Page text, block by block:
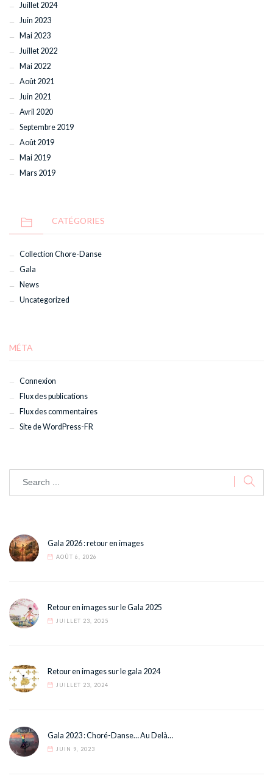
Juillet 2024
Juin 2023
Mai 2023
Juillet 2022
Mai 2022
Août 2021
Juin 2021
Avril 2020
Septembre 2019
Août 2019
Mai 2019
Mars 2019
CATÉGORIES
Collection Chore-Danse
Gala
News
Uncategorized
MÉTA
Connexion
Flux des publications
Flux des commentaires
Site de WordPress-FR
Gala 2026 : retour en images
AOÛT 6, 2026
Retour en images sur le Gala 2025
JUILLET 23, 2025
Retour en images sur le gala 2024
JUILLET 23, 2024
Gala 2023 : Choré-Danse… Au Delà…
JUIN 9, 2023